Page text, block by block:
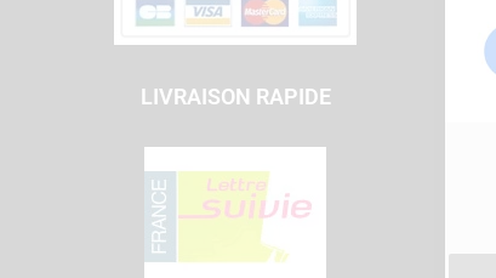
LIVRAISON RAPIDE